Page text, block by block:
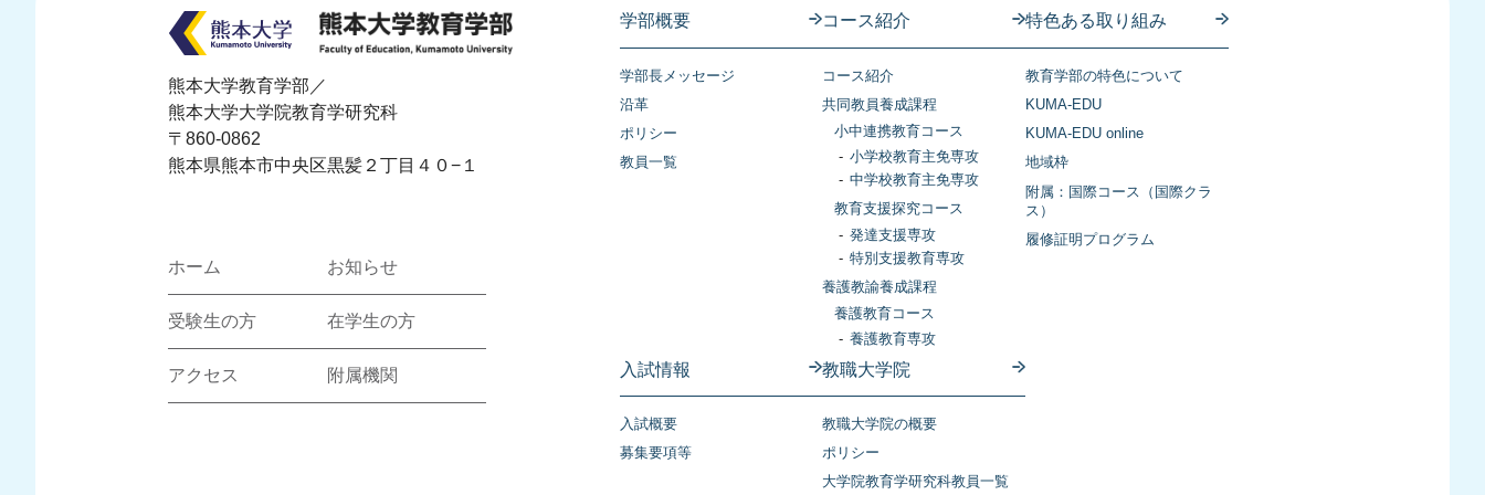
熊本大学教育学部／
熊本大学大学院教育学研究科
〒860-0862
熊本県熊本市中央区黒髪２丁目４０−１
ホーム お知らせ
受験生の方 在学生の方
アクセス 附属機関
学部概要
学部長メッセージ
沿革
ポリシー
教員一覧
コース紹介
コース紹介
共同教員養成課程
小中連携教育コース
小学校教育主免専攻
中学校教育主免専攻
教育支援探究コース
発達支援専攻
特別支援教育専攻
養護教諭養成課程
養護教育コース
養護教育専攻
特色ある取り組み
教育学部の特色について
KUMA-EDU
KUMA-EDU online
地域枠
附属：国際コース（国際クラ
ス）
履修証明プログラム
入試情報
入試概要
募集要項等
教職大学院
教職大学院の概要
ポリシー
大学院教育学研究科教員一覧